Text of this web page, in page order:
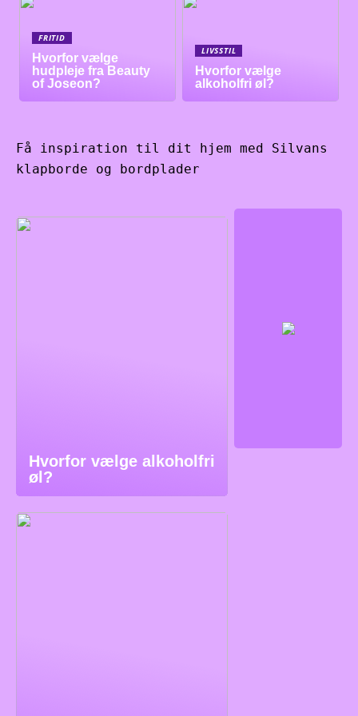
FRITID
Hvorfor vælge
hudpleje fra Beauty
of Joseon?
LIVSSTIL
Hvorfor vælge
alkoholfri øl?
Få inspiration til dit hjem med Silvans
klapborde og bordplader
Hvorfor vælge alkoholfri
øl?